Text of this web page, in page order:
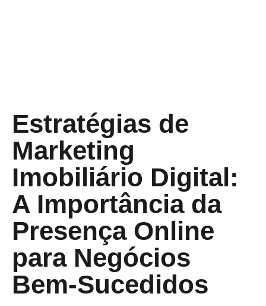
Estratégias de
Marketing
Imobiliário Digital:
A Importância da
Presença Online
para Negócios
Bem-Sucedidos